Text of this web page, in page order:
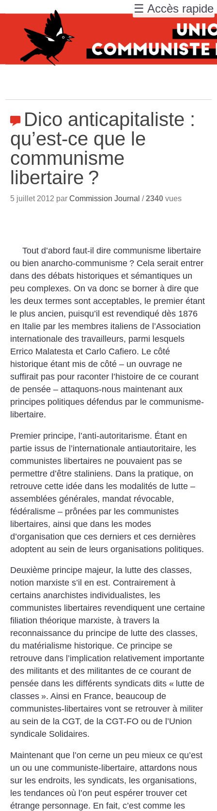
Dico anticapitaliste :
qu’est-ce que le
communisme
libertaire ?
5 juillet 2012 parCommission Journal /2340 vues
Tout d’abord faut-il dire communisme libertaire
ou bien anarcho-communisme ? Cela serait entrer
dans des débats historiques et sémantiques un
peu complexes. On va donc se borner à dire que
les deux termes sont acceptables, le premier étant
le plus ancien, puisqu’il est revendiqué dès 1876
en Italie par les membres italiens de l’Association
internationale des travailleurs, parmi lesquels
Errico Malatesta et Carlo Cafiero. Le côté
historique étant mis de côté – un ouvrage ne
suffirait pas pour raconter l’histoire de ce courant
de pensée – attaquons-nous maintenant aux
principes politiques défendus par le communisme-
libertaire.
Premier principe, l’anti-autoritarisme. Étant en
partie issus de l’internationale antiautoritaire, les
communistes libertaires ne pouvaient pas se
permettre d’être staliniens. Dans la pratique, on
retrouve cette idée dans les modalités de lutte –
assemblées générales, mandat révocable,
fédéralisme – prônées par les communistes
libertaires, ainsi que dans les modes
d’organisation que ces derniers et ces dernières
adoptent au sein de leurs organisations politiques.
Deuxième principe majeur, la lutte des classes,
notion marxiste s’il en est. Contrairement à
certains anarchistes individualistes, les
communistes libertaires revendiquent une certaine
filiation théorique marxiste, à travers la
reconnaissance du principe de lutte des classes,
du matérialisme historique. Ce principe se
retrouve dans l’implication relativement importante
des militants et des militantes de ce courant de
pensée dans les différents syndicats dits « lutte de
classes ». Ainsi en France, beaucoup de
communistes-libertaires vont se retrouver à militer
au sein de la CGT, de la CGT-FO ou de l’Union
syndicale Solidaires.
Maintenant que l’on cerne un peu mieux ce qu’est
un ou une communiste-libertaire, attardons nous
sur les endroits, les syndicats, les organisations,
les tendances où l’on peut espérer trouver cet
étrange personnage. En fait, c’est comme les
☰ Accès rapide